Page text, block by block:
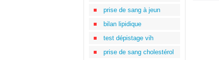
prise de sang à jeun
bilan lipidique
test dépistage vih
prise de sang cholestérol